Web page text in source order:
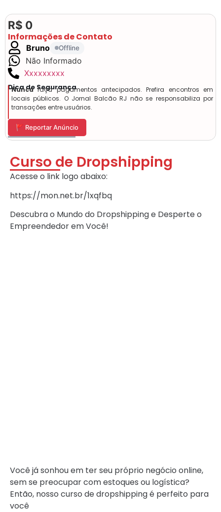
R$ 0
Informações de Contato
Bruno Offline
Não Informado
Xxxxxxxxx
Dica de Segurança
Nuncafaça pagamentos antecipados. Prefira encontros em
locais públicos. O Jornal Balcão RJ não se responsabiliza por
transações entre usuários.
🚩 Reportar Anúncio
Curso de Dropshipping
Acesse o link logo abaixo:
https://mon.net.br/1xqfbq
Descubra o Mundo do Dropshipping e Desperte o
Empreendedor em Você!
Você já sonhou em ter seu próprio negócio online,
sem se preocupar com estoques ou logística?
Então, nosso curso de dropshipping é perfeito para
você